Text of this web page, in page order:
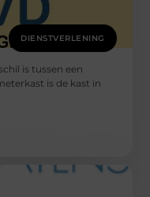
DIENSTVERLENING
is tussen een
is de kast in